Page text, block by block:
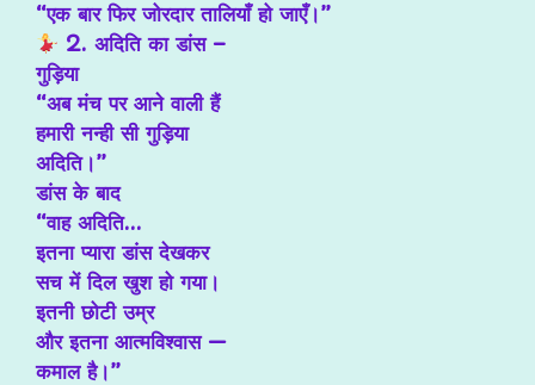
“एक बार फिर जोरदार तालियाँ हो जाएँ।”
2. अदिति का डांस –
गुड़िया
“अब मंच पर आने वाली हैं
हमारी नन्ही सी गुड़िया
अदिति।”
डांस के बाद
“वाह अदिति…
इतना प्यारा डांस देखकर
सच में दिल खुश हो गया।
इतनी छोटी उम्र
और इतना आत्मविश्वास —
कमाल है।”